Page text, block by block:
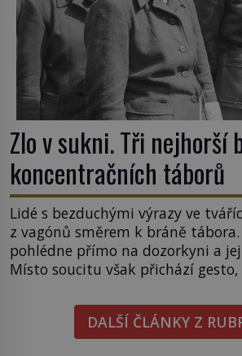
Zlo v sukni. Tři nejhorší
koncentračních táborů
Lidé s bezduchými výrazy ve
z vagónů směrem k bráně tábora.
pohlédne přímo na dozorkyni a
Místo soucitu však přichází gesto,
Rudolf Höss (1901–1947), Josef
1979) či Heinrich Himmler
o koho se historie jen otřela.
DALŠÍ ČLÁNKY Z